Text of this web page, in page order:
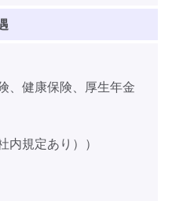
、健康保険、厚生年金
内規定あり））